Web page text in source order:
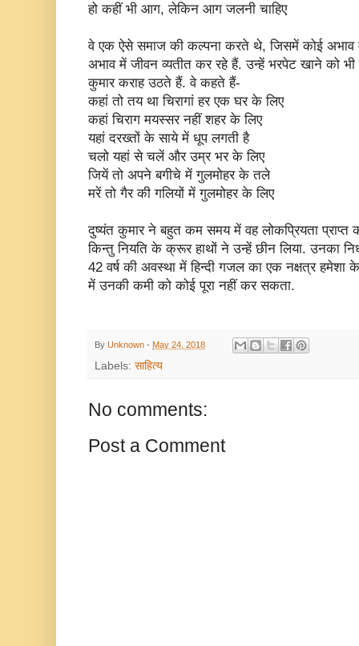
हो कहीं भी आग, लेकिन आग जलनी चाहिए
वे एक ऐसे समाज की कल्पना करते थे, जिसमें कोई अभाव
अभाव में जीवन व्यतीत कर रहे हैं. उन्हें भरपेट खाने को भी
कुमार कराह उठते हैं. वे कहते हैं-
कहां तो तय था चिरागां हर एक घर के लिए
कहां चिराग मयस्सर नहीं शहर के लिए
यहां दरख्तों के साये में धूप लगती है
चलो यहां से चलें और उम्र भर के लिए
जियें तो अपने बगीचे में गुलमोहर के तले
मरें तो गैर की गलियों में गुलमोहर के लिए
दुष्यंत कुमार ने बहुत कम समय में वह लोकप्रियता प्राप्त
किन्तु नियति के क्रूर हाथों ने उन्हें छीन लिया. उनका
42 वर्ष की अवस्था में हिन्दी गजल का एक नक्षत्र हमेशा
में उनकी कमी को कोई पूरा नहीं कर सकता.
By Unknown - May 24, 2018
Labels: साहित्य
No comments:
Post a Comment